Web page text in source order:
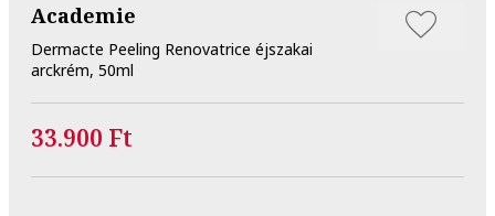
Academie
Dermacte Peeling Renovatrice éjszakai
arckrém, 50ml
33.900 Ft